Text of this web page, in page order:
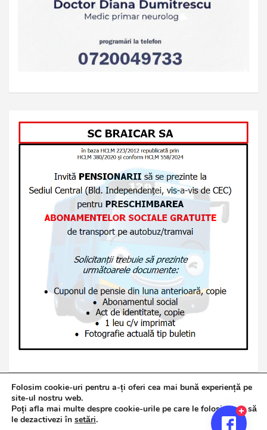
Copyright © 2026Jurnalul de Brăila
Politică de confidențialitate
Theme Horse
Folosim cookie-uri pentru a-ți oferi cea mai bună experiență pe
site-ul nostru web.
Poți afla mai multe despre cookie-urile pe care le folosim sau să
le dezactivezi în setări.